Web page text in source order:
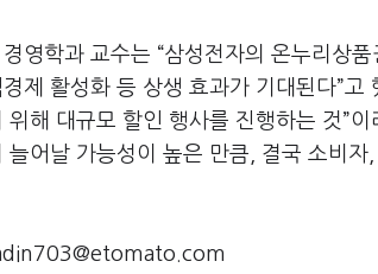
영학과 교수는 “삼성전자의 온누리상
제 활성화 등 상생 효과가 기대된다”고
위해 대규모 할인 행사를 진행하는 것”이
늘어날 가능성이 높은 만큼
결국 소비자